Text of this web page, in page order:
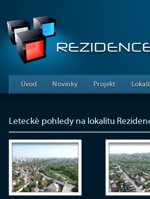
Úvod Novinky Projekt
Letecké pohledy na lokalitu